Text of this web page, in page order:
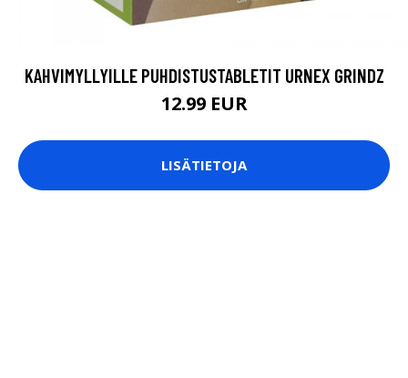
KAHVIMYLLYILLE PUHDISTUSTABLETIT URNEX GRINDZ
12.99 EUR
LISÄTIETOJA